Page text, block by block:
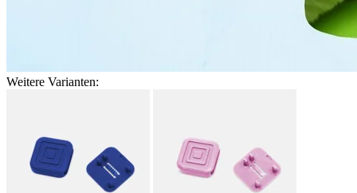
Weitere Varianten: